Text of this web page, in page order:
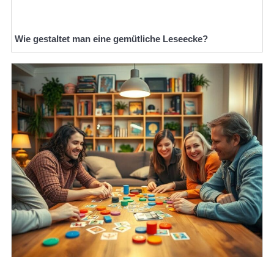
Wie gestaltet man eine gemütliche Leseecke?